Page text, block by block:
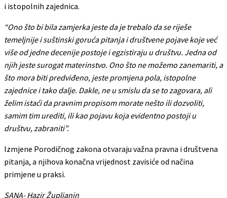
i istopolnih zajednica.
“Ono što bi bila zamjerka jeste da je trebalo da se riješe
temeljnije i suštinski goruća pitanja i društvene pojave koje već
više od jedne decenije postoje i egzistiraju u društvu. Jedna od
njih jeste surogat materinstvo. Ono što ne možemo zanemariti, a
što mora biti predviđeno, jeste promjena pola, istopolne
zajednice i tako dalje. Dakle, ne u smislu da se to zagovara, ali
želim istaći da pravnim propisom morate nešto ili dozvoliti,
samim tim urediti, ili kao pojavu koja evidentno postoji u
društvu, zabraniti”.
Izmjene Porodičnog zakona otvaraju važna pravna i društvena
pitanja, a njihova konačna vrijednost zavisiće od načina
primjene u praksi.
SANA- Hazir Župljanin